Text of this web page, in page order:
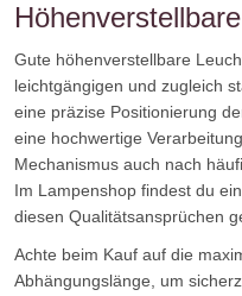
Gute höhenverstellbare
leichtgängigen und zugleich
eine präzise Positionierung
eine hochwertige
Mechanismus auch nach
Im Lampenshop findest du
diesen Qualitätsansprüchen
Achte beim Kauf auf die
Abhängungslänge, um